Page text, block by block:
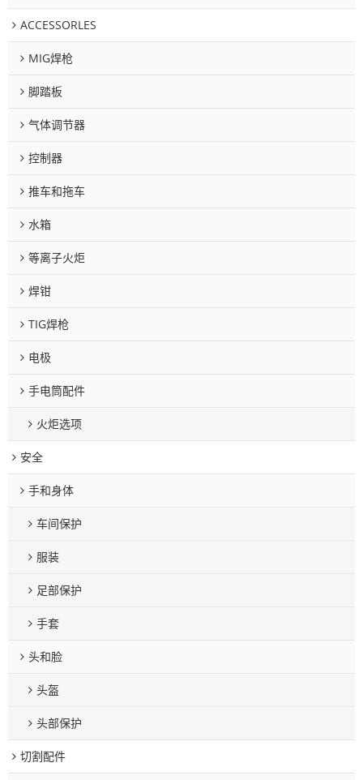
ACCESSORLES
MIG焊枪
脚踏板
气体调节器
控制器
推车和拖车
水箱
等离子火炬
焊钳
TIG焊枪
电极
手电筒配件
火炬选项
安全
手和身体
车间保护
服装
足部保护
手套
头和脸
头盔
头部保护
切割配件